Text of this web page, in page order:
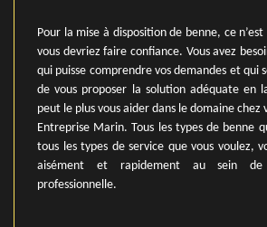
Pour la mise à disposition de benne, ce
vous devriez faire confiance. Vous avez
qui puisse comprendre vos demandes et qui
de vous proposer la solution adéquate en
peut le plus vous aider dans le domaine chez
Entreprise Marin. Tous les types de benne
tous les types de service que vous voulez,
aisément et rapidement au sein de
professionnelle.